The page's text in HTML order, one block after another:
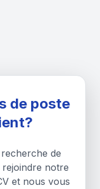
de poste
de
notre
et nous vous